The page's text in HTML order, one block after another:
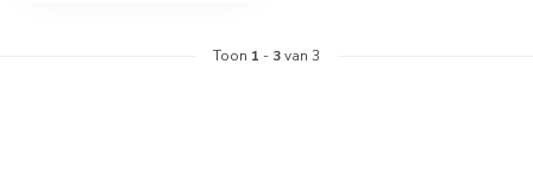
Toon 1 - 3van 3